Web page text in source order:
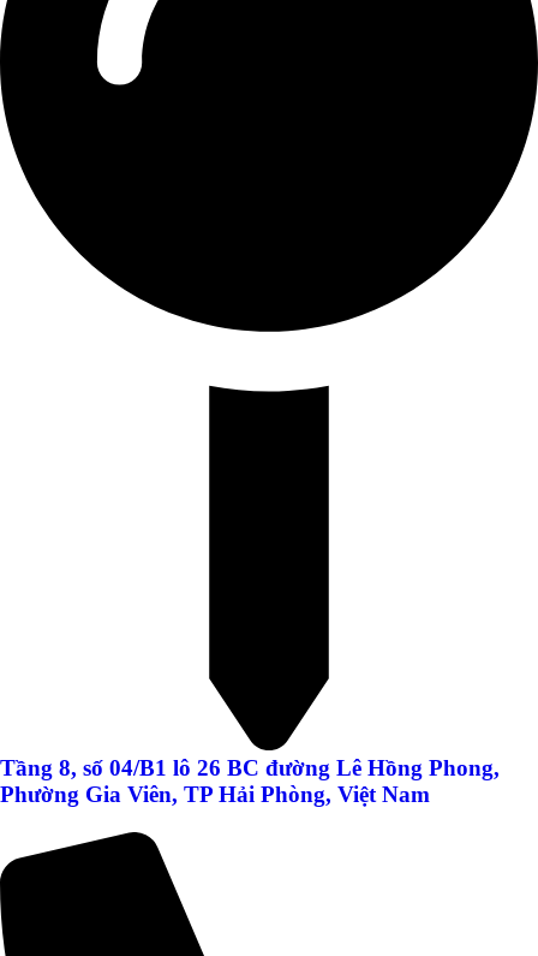
Tầng 8, số 04/B1 lô 26 BC đường Lê Hồng Phong,
Phường Gia Viên, TP Hải Phòng, Việt Nam